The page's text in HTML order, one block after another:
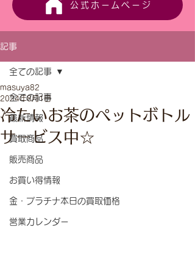
公式ホームページ
記事
全ての記事
最新情報
買取商品
販売商品
お買い得情報
金・プラチナ本日の買取価格
営業カレンダー
全ての記事
冷たいお茶のペットボトル
サービス中☆
masuya82
2024年8月1日